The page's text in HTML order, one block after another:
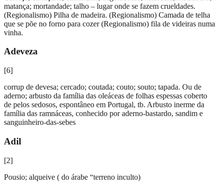
matança; mortandade; talho – lugar onde se fazem crueldades.
(Regionalismo) Pilha de madeira. (Regionalismo) Camada de telha
que se põe no forno para cozer (Regionalismo) fila de videiras numa
vinha.
Adeveza
[6]
corrup de devesa; cercado; coutada; couto; souto; tapada. Ou de
aderno; arbusto da família das oleáceas de folhas espessas coberto
de pelos sedosos, espontâneo em Portugal, tb. Arbusto inerme da
família das ramnáceas, conhecido por aderno-bastardo, sandim e
sanguinheiro-das-sebes
Adil
[2]
Pousio; alqueive ( do árabe “terreno inculto)